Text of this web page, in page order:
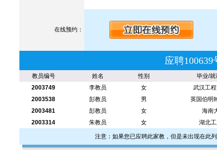
在线预约：
应聘
教员编号 姓名 性别
毕业/就
2003749
李教员 女
武汉工
2003538
彭教员 男
英国伯明
2003481
彭教员 女
海南
2003314
朱教员 女 湖北
注意：如果您已应聘此家教，但是未出现在此